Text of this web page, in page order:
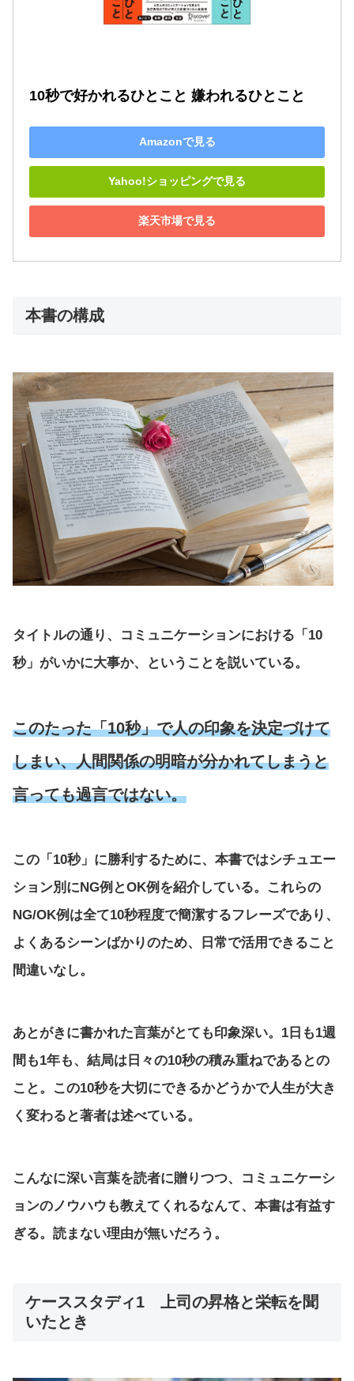
10秒で好かれるひとこと 嫌われるひとこと
Amazonで見る
Yahoo!ショッピングで見る
楽天市場で見る
本書の構成
タイトルの通り、コミュニケーションにおける「10
秒」がいかに大事か、ということを説いている。
このたった「10秒」で人の印象を決定づけて
しまい、人間関係の明暗が分かれてしまうと
言っても過言ではない。
この「10秒」に勝利するために、本書ではシチュエー
ション別にNG例とOK例を紹介している。これらの
NG/OK例は全て10秒程度で簡潔するフレーズであり、
よくあるシーンばかりのため、日常で活用できること
間違いなし。
あとがきに書かれた言葉がとても印象深い。1日も1週
間も1年も、結局は日々の10秒の積み重ねであるとの
こと。この10秒を大切にできるかどうかで人生が大き
く変わると著者は述べている。
こんなに深い言葉を読者に贈りつつ、コミュニケーシ
ョンのノウハウも教えてくれるなんて、本書は有益す
ぎる。読まない理由が無いだろう。
ケーススタディ1 上司の昇格と栄転を聞
いたとき